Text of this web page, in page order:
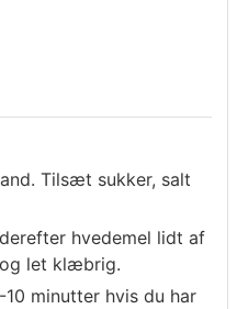
Tilsæt sukker, salt
hvedemel lidt af
let klæbrig.
minutter hvis du har